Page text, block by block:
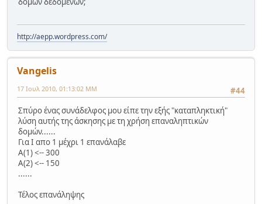
http://aepp.wordpress.com/
Vangelis
#44
17 Ιουλ 2010, 01:13:02 ΜΜ
Σπύρο ένας συνάδελφος μου είπε την εξής "καταπληκτική"
λύση αυτής της άσκησης με τη χρήση επαναληπτικών
δομών......
Για Ι απο 1 μέχρι 1 επανάλαβε
Α(1) <-- 300
Α(2) <-- 150
......
Τέλος επανάληψης